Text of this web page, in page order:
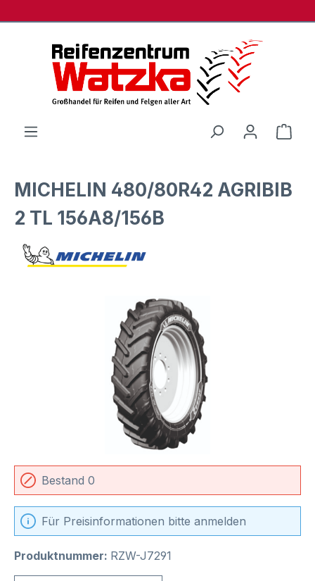
MICHELIN 480/80R42 AGRIBIB
2 TL 156A8/156B
Bildergalerie überspringen
Bestand 0
Für Preisinformationen bitte anmelden
Produktnummer: RZW-J7291